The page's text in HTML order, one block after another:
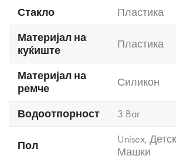
Стакло
Пластика
Материјал на
куќиште
Пластика
Материјал на
ремче
Силикон
Водоотпорност 3 Bar
Пол Unisex,
Машки